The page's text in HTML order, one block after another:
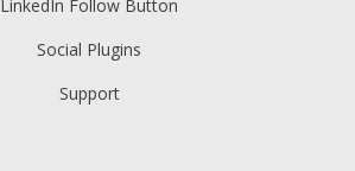
LinkedIn Follow Button
Social Plugins
Support